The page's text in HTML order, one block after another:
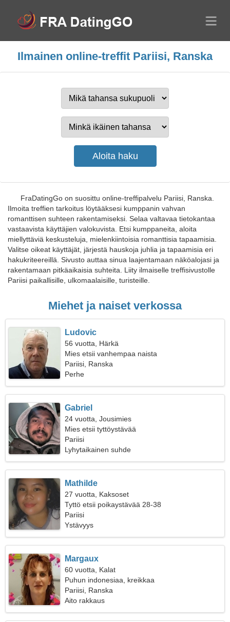
Ilmainen online-treffit Pariisi, Ranska
FraDatingGo on suosittu online-treffipalvelu Pariisi, Ranska.
Ilmoita treffien tarkoitus löytääksesi kumppanin vahvan
romanttisen suhteen rakentamiseksi. Selaa valtavaa tietokantaa
vastaavista käyttäjien valokuvista. Etsi kumppaneita, aloita
miellyttäviä keskusteluja, mielenkiintoisia romanttisia tapaamisia.
Valitse oikeat käyttäjät, järjestä hauskoja juhlia ja tapaamisia eri
hakukriteereillä. Sivusto auttaa sinua laajentamaan näköalojasi ja
rakentamaan pitkäaikaisia suhteita. Liity ilmaiselle treffisivustolle
Pariisi paikallisille, ulkomaalaisille, turisteille.
Miehet ja naiset verkossa
Ludovic
56 vuotta, Härkä
Mies etsii vanhempaa naista
Pariisi, Ranska
Perhe
Gabriel
24 vuotta, Jousimies
Mies etsii tyttöystävää
Pariisi
Lyhytaikainen suhde
Mathilde
27 vuotta, Kaksoset
Tyttö etsii poikaystävää 28-38
Pariisi
Ystävyys
Margaux
60 vuotta, Kalat
Puhun indonesiaa, kreikkaa
Pariisi, Ranska
Aito rakkaus